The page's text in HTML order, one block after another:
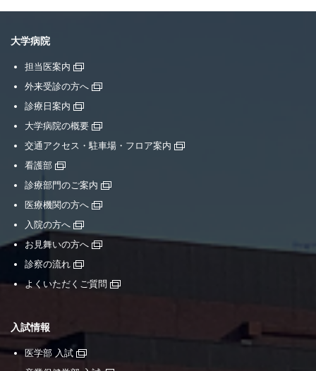
大学病院
担当医案内
外来受診の方へ
診療日案内
大学病院の概要
交通アクセス・駐車場・フロア案内
看護部
診療部門のご案内
医療機関の方へ
入院の方へ
お見舞いの方へ
診察の流れ
よくいただくご質問
入試情報
医学部 入試